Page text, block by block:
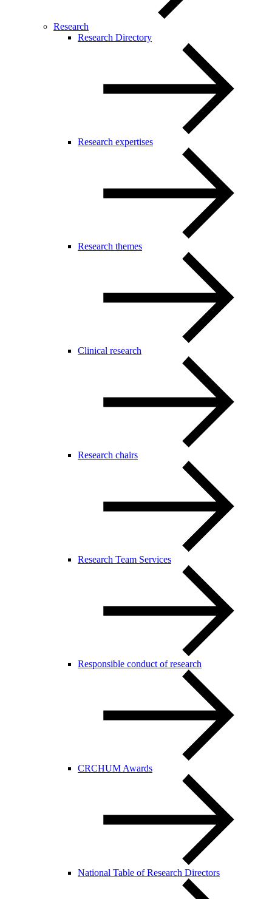
Research
Research Directory
Research expertises
Research themes
Clinical research
Research chairs
Research Team Services
Responsible conduct of research
CRCHUM Awards
National Table of Research Directors